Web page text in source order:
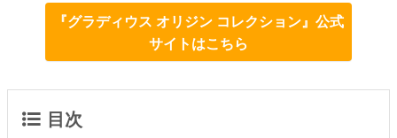
『グラディウス オリジン コレクション』公式
サイトはこちら
目次